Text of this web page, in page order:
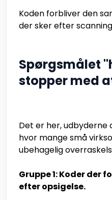
Koden forbliver den
der sker efter
Spørgsmålet
stopper med
Det er her, udbyderne
hvor mange små
ubehagelig
Gruppe 1: Koder
efter opsigelse.